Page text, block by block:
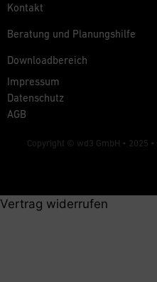
Kontakt
Beratung und Planungshilfe
Downloadbereich
Impressum
Datenschutz
AGB
Copyright © wd3 GmbH • 2025 •
Vertrag widerrufen